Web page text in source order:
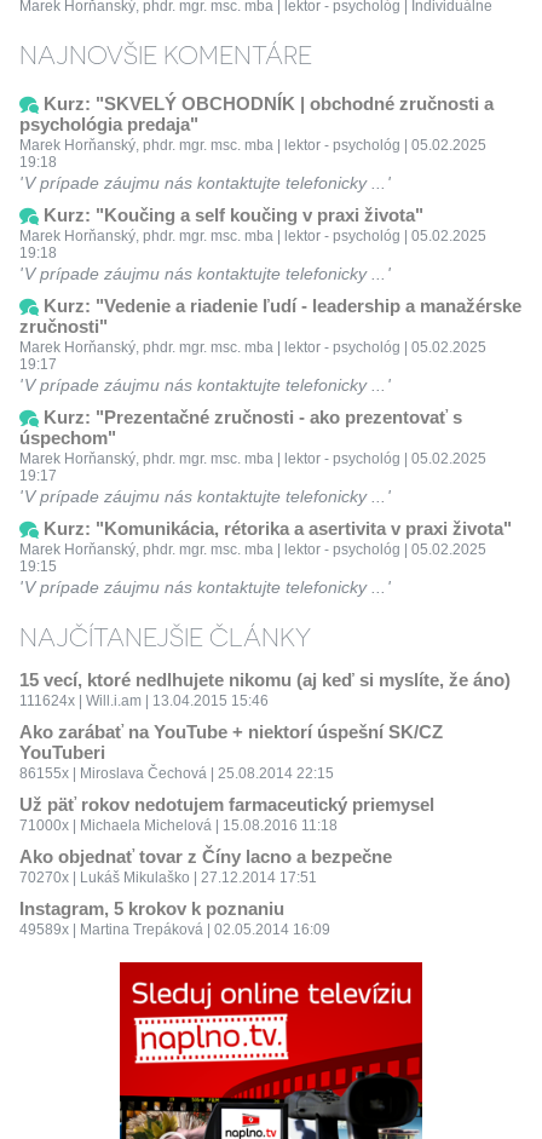
Marek Horňanský, phdr. mgr. msc. mba | lektor - psychológ | Individuálne
NAJNOVŠIE KOMENTÁRE
Kurz: "SKVELÝ OBCHODNÍK | obchodné zručnosti a
psychológia predaja"
Marek Horňanský, phdr. mgr. msc. mba | lektor - psychológ | 05.02.2025
19:18
V prípade záujmu nás kontaktujte telefonicky ...
Kurz: "Koučing a self koučing v praxi života"
Marek Horňanský, phdr. mgr. msc. mba | lektor - psychológ | 05.02.2025
19:18
V prípade záujmu nás kontaktujte telefonicky ...
Kurz: "Vedenie a riadenie ľudí - leadership a manažérske
zručnosti"
Marek Horňanský, phdr. mgr. msc. mba | lektor - psychológ | 05.02.2025
19:17
V prípade záujmu nás kontaktujte telefonicky ...
Kurz: "Prezentačné zručnosti - ako prezentovať s
úspechom"
Marek Horňanský, phdr. mgr. msc. mba | lektor - psychológ | 05.02.2025
19:17
V prípade záujmu nás kontaktujte telefonicky ...
Kurz: "Komunikácia, rétorika a asertivita v praxi života"
Marek Horňanský, phdr. mgr. msc. mba | lektor - psychológ | 05.02.2025
19:15
V prípade záujmu nás kontaktujte telefonicky ...
NAJČÍTANEJŠIE ČLÁNKY
15 vecí, ktoré nedlhujete nikomu (aj keď si myslíte, že áno)
111624x | Will.i.am | 13.04.2015 15:46
Ako zarábať na YouTube + niektorí úspešní SK/CZ
YouTuberi
86155x | Miroslava Čechová | 25.08.2014 22:15
Už päť rokov nedotujem farmaceutický priemysel
71000x | Michaela Michelová | 15.08.2016 11:18
Ako objednať tovar z Číny lacno a bezpečne
70270x | Lukáš Mikulaško | 27.12.2014 17:51
Instagram, 5 krokov k poznaniu
49589x | Martina Trepáková | 02.05.2014 16:09